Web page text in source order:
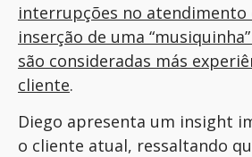
interrupções no atendimento
inserção de uma
são consideradas más
cliente.
Diego apresenta um insight
o cliente atual, ressaltando